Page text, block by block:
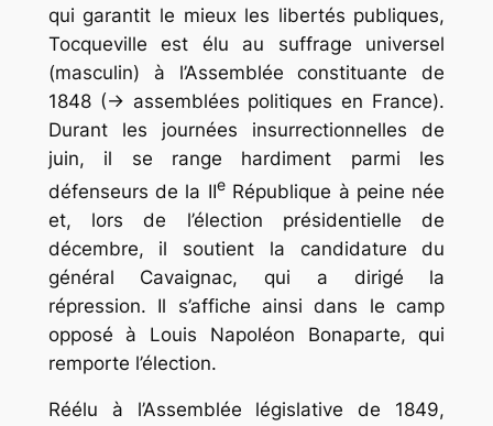
qui garantit le mieux les libertés publiques,
Tocqueville est élu au suffrage universel
(masculin) à l’Assemblée constituante de
1848 (→ assemblées politiques en France).
Durant les journées insurrectionnelles de
juin, il se range hardiment parmi les
défenseurs de la IIeRépublique à peine née
et, lors de l’élection présidentielle de
décembre, il soutient la candidature du
général Cavaignac, qui a dirigé la
répression. Il s’affiche ainsi dans le camp
opposé à Louis Napoléon Bonaparte, qui
remporte l’élection.
Réélu à l’Assemblée législative de 1849,